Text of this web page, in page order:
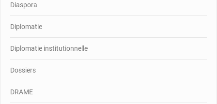
Diaspora
Diplomatie
Diplomatie institutionnelle
Dossiers
DRAME